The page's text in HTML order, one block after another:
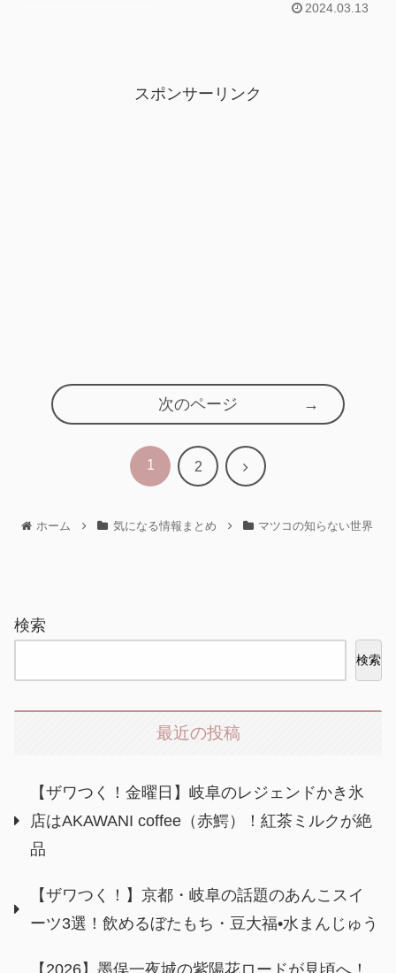
2024.03.13
スポンサーリンク
次のページ
1 2 次
ホーム 気になる情報まとめ マツコの知らない世界
検索
検索
最近の投稿
【ザワつく！金曜日】岐阜のレジェンドかき氷
店はAKAWANI coffee（赤鰐）！紅茶ミルクが絶
品
【ザワつく！】京都・岐阜の話題のあんこスイ
ーツ3選！飲めるぼたもち・豆大福•水まんじゅう
【2026】墨俣一夜城の紫陽花ロードが見頃へ！